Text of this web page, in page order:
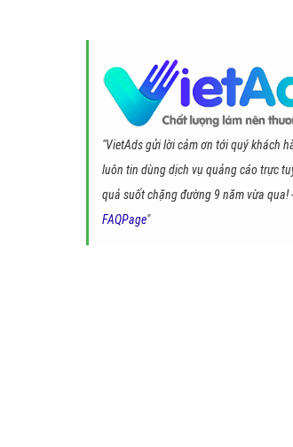
"VietAds gửi lời cảm ơn tới quý khách
luôn tin dùng dịch vụ quảng cáo trực
quả suốt chặng đường 9 năm vừa qua! -
FAQPage"